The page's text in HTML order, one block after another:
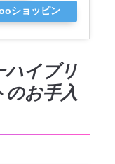
ショッピン
ハイブリ
のお手入